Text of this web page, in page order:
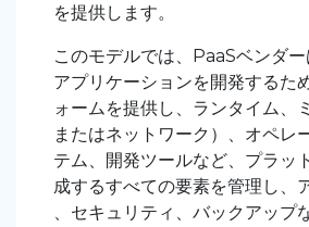
を提供します。
このモデルでは、PaaSベンダ
アプリケーションを開発するた
ォームを提供し、ランタイム、
またはネットワーク）、オペレ
テム、開発ツールなど、プラッ
成するすべての要素を管理し、
、セキュリティ、バックアップ